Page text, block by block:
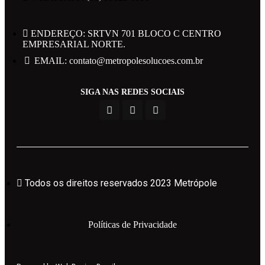
ENDEREÇO: SRTVN 701 BLOCO C CENTRO
EMPRESARIAL NORTE.
EMAIL: contato@metropolesolucoes.com.br
SIGA NAS REDES SOCIAIS
Todos os direitos reservados 2023 Metrópole
Políticas de Privacidade